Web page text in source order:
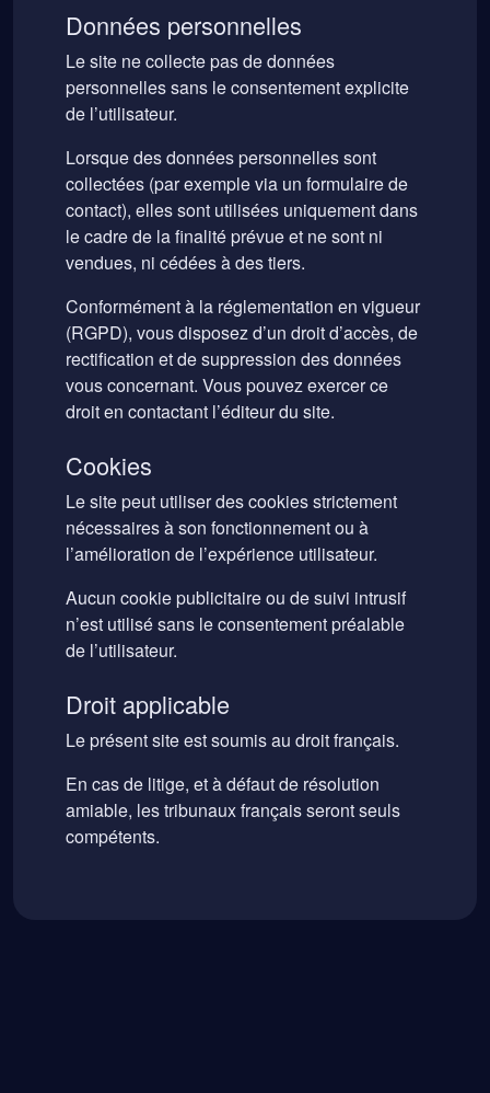
Données personnelles
Le site ne collecte pas de données
personnelles sans le consentement explicite
de l’utilisateur.
Lorsque des données personnelles sont
collectées (par exemple via un formulaire de
contact), elles sont utilisées uniquement dans
le cadre de la finalité prévue et ne sont ni
vendues, ni cédées à des tiers.
Conformément à la réglementation en vigueur
(RGPD), vous disposez d’un droit d’accès, de
rectification et de suppression des données
vous concernant. Vous pouvez exercer ce
droit en contactant l’éditeur du site.
Cookies
Le site peut utiliser des cookies strictement
nécessaires à son fonctionnement ou à
l’amélioration de l’expérience utilisateur.
Aucun cookie publicitaire ou de suivi intrusif
n’est utilisé sans le consentement préalable
de l’utilisateur.
Droit applicable
Le présent site est soumis au droit français.
En cas de litige, et à défaut de résolution
amiable, les tribunaux français seront seuls
compétents.